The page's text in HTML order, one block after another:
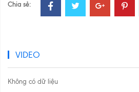
Chia sẻ:
VIDEO
Không có dữ liệu